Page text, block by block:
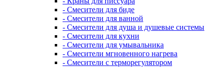
- Смесители для биде
- Смесители для ванной
- Смесители для душа и душевые системы
- Смесители для кухни
- Смесители для умывальника
- Смесители мгновенного нагрева
- Смесители с терморегулятором